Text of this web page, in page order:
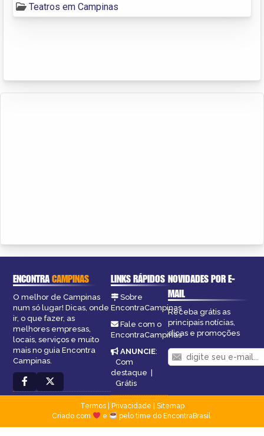
Teatros em Campinas
ENCONTRACAMPINAS
O melhor de Campinas
num só lugar! Dicas, onde
ir, o que fazer, as
melhores empresas,
locais, serviços e muito
mais no guia Encontra
Campinas.
LINKS RÁPIDOS
Sobre
EncontraCampinas
Fale com o
EncontraCampinas
ANUNCIE:
Com
destaque |
Grátis
NOVIDADES POR E-
MAIL
Receba grátis as
principais notícias,
dicas e promoções
Termos| Privacidade
Sitemap
Criado com
e pelo time do EncontraBrasil